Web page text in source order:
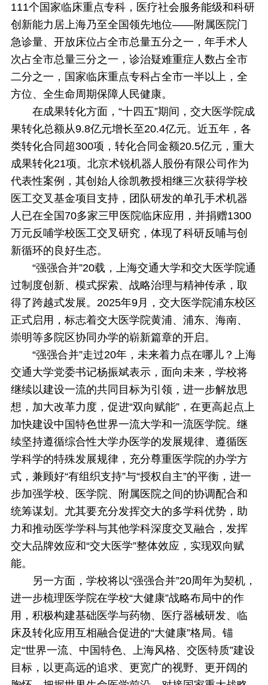
111个国家临床重点专科，医疗社会服务能级和科研
创新能力居上海乃至全国领先地位——附属医院门
急诊量、开放床位占全市总量五分之一，年手术人
次占全市总量三分之一，诊治疑难重症人数占全市
二分之一，国家临床重点专科占全市一半以上，全
方位、全生命周期保障人民健康。
在成果转化方面，“十四五”期间，交大医学院成
果转化总额从9.8亿元增长至20.4亿元。近五年，各
类转化合同超300项，转化合同金额20.5亿元，重大
成果转化21项。北京术锐机器人股份有限公司作为
代表性案例，其创始人徐凯教授相继三次获得学校
医工交叉基金项目支持，团队研发的单孔手术机器
人已在全国70多家三甲医院临床应用，并捐赠1300
万元反哺学校医工交叉研究，体现了科研反哺与创
新循环的良好生态。
“强强合并”20载，上海交通大学和交大医学院通
过制度创新、模式探索、战略治理与精神传承，取
得了跨越式发展。2025年9月，交大医学院浦东校区
正式启用，标志着交大医学院黄浦、浦东、海南、
崇明等多院区协同办学的崭新篇章的开启。
“强强合并”走过20年，未来着力点在哪儿？上海
交通大学党委书记杨振斌表示，面向未来，学校将
继续以建设一流的共同目标为引领，进一步解放思
想，加大改革力度，促进“双向赋能”，在更高起点上
加快建设中国特色世界一流大学和一流医学院。继
续坚持遵循综合性大学办医学的发展规律、遵循医
学科学的特殊发展规律，充分尊重医学院的办学方
式，兼顾好“有组织支持”与“授权自主”的平衡，进一
步加强学校、医学院、附属医院之间的协调配合和
统筹谋划。尤其要充分发挥交大的多学科优势，助
力和推动医学学科与其他学科深度交叉融合，发挥
交大品牌效应和“交大医学”整体效应，实现双向赋
能。
另一方面，学校将以“强强合并”20周年为契机，
进一步梳理医学院在学校“大健康”战略布局中的作
用，积极构建基础医学与药物、医疗器械研发、临
床及转化应用互相融合促进的“大健康”格局。锚
定“世界一流、中国特色、上海风格、交医特质”建设
目标，以更高远的追求、更宽广的视野、更开阔的